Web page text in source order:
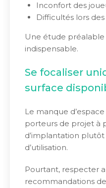
Inconfort des
Difficultés lors
Une étude
indispensable.
Se focaliser
surface
Le manque
porteurs de projet à
d’implantation
d’utilisation.
Pourtant, respecter
recommandations